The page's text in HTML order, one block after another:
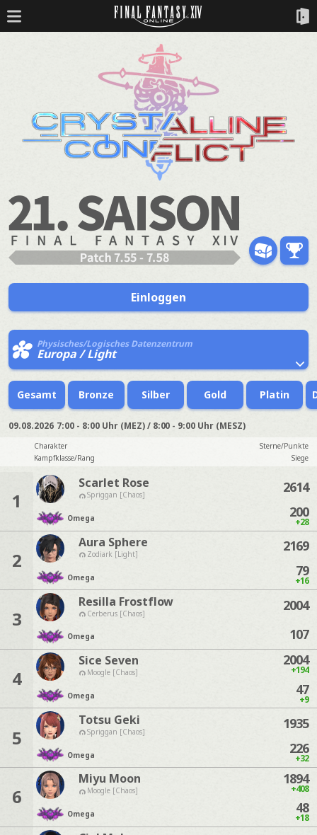
Einloggen
Physisches/Logisches Datenzentrum
Europa / Light
Gesamt Bronze Silber Gold Platin
09.08.2026 7:00 - 8:00 Uhr (MEZ) / 8:00 - 9:00 Uhr (MESZ)
Charakter
Sterne/Punkte
Kampfklasse/Rang
Siege
1
Scarlet Rose
Spriggan [Chaos]
Omega
2614
200
+28
2
Aura Sphere
Zodiark [Light]
Omega
2169
79
+16
3
Resilla Frostflow
Cerberus [Chaos]
Omega
2004
107
4
Sice Seven
Moogle [Chaos]
Omega
2004
+194
47
+9
5
Totsu Geki
Spriggan [Chaos]
Omega
1935
226
+32
6
Miyu Moon
Moogle [Chaos]
Omega
1894
+408
48
+18